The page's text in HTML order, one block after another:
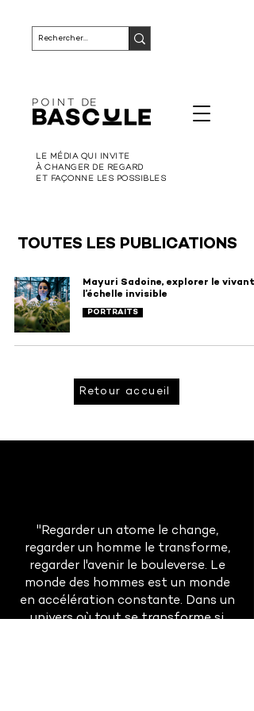
LE MÉDIA QUI INVITE
À CHANGER DE REGARD
ET FAÇONNE LES POSSIBLES
TOUTES LES PUBLICATIONS
Mayuri Sadoine, explorer le vivant
l’échelle invisible
PORTRAITS
Retour accueil
"Regarder un atome le change,
regarder un homme le transforme,
regarder l'avenir le bouleverse. Le
monde des hommes est un monde
en accélération constante. Dans un
univers où tout se transforme si